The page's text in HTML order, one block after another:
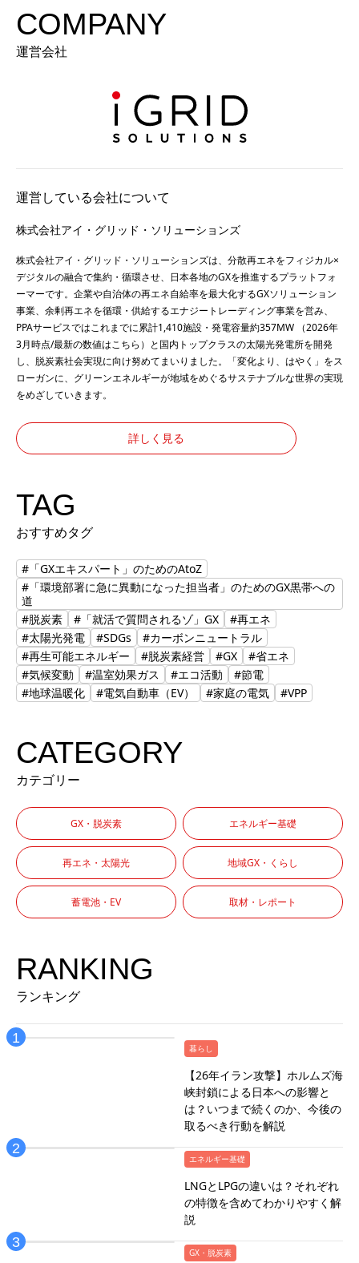
COMPANY
運営会社
運営している会社について
株式会社アイ・グリッド・ソリューションズ
株式会社アイ・グリッド・ソリューションズは、分散再エネをフィジカル×
デジタルの融合で集約・循環させ、日本各地のGXを推進するプラットフォ
ーマーです。企業や自治体の再エネ自給率を最大化するGXソリューション
事業、余剰再エネを循環・供給するエナジートレーディング事業を営み、
PPAサービスではこれまでに累計1,410施設・発電容量約357MW （2026年
3月時点/最新の数値はこちら ）と国内トップクラスの太陽光発電所を開発
し、脱炭素社会実現に向け努めてまいりました。「変化より、はやく」をス
ローガンに、グリーンエネルギーが地域をめぐるサステナブルな世界の実現
をめざしていきます。
詳しく見る
TAG
おすすめタグ
#「GXエキスパート」のためのAtoZ
#「環境部署に急に異動になった担当者」のためのGX黒帯への
道
#脱炭素
#「就活で質問されるゾ」GX
#再エネ
#太陽光発電
#SDGs
#カーボンニュートラル
#再生可能エネルギー
#脱炭素経営 #GX
#省エネ
#気候変動
#温室効果ガス #エコ活動
#節電
#地球温暖化
#電気自動車（EV） #家庭の電気 #VPP
CATEGORY
カテゴリー
GX・脱炭素 エネルギー基礎
再エネ・太陽光 地域GX・くらし
蓄電池・EV 取材・レポート
RANKING
ランキング
暮らし
【26年イラン攻撃】ホルムズ海
峡封鎖による日本への影響と
は？いつまで続くのか、今後の
取るべき行動を解説
エネルギー基礎
LNGとLPGの違いは？それぞれ
の特徴を含めてわかりやすく解
説
GX・脱炭素